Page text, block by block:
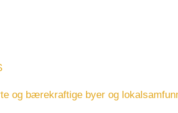
og bærekraftige byer og